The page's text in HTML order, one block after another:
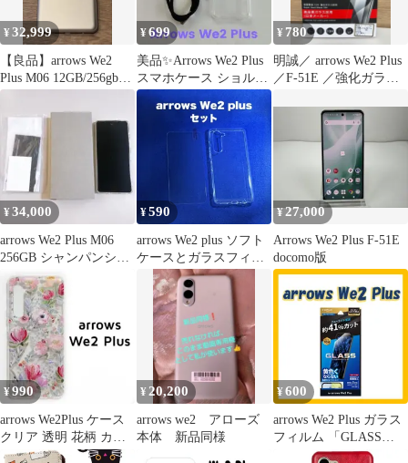
¥32,999
【良品】arrows We2
Plus M06 12GB/256gbIIJ
版
¥699
美品✨️Arrows We2 Plus
スマホケース ショルダ
ー紐付き
¥ 780
明誠／ arrows We2 Plus
／F-51E ／強化ガラス
¥34,000
arrows We2 Plus M06
256GB シャンパンシル
バー
¥590
arrows We2 plus ソフト
ケースとガラスフィル
ム各１個のセット
¥27,000
Arrows We2 Plus F-51E
docomo版
¥990
arrows We2Plus ケース
クリア 透明 花柄 カバ
ー
¥20,200
arrows we2 アローズ
本体 新品同様
¥600
arrows We2 Plus ガラス
フィルム 「GLASS
PREMIUM FILM」スタ